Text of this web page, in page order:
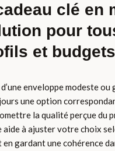
clé en
pour
et budgets
enveloppe modeste ou
une option
la qualité perçue du
à ajuster votre choix
gardant une cohérence